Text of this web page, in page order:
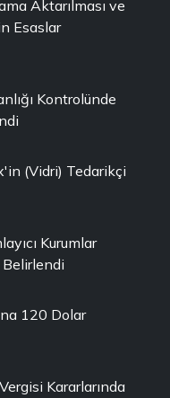
Aktarılması ve
Esaslar
Kontrolünde
(Vidri) Tedarikçi
Kurumlar
Belirlendi
120 Dolar
Kararlarında